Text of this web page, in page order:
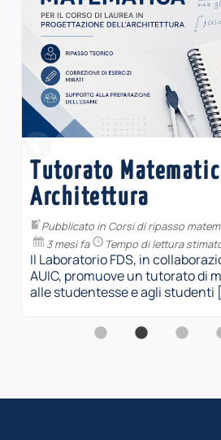
MATEC4Girls
Pubblicato inMatec,Sperimentazione
In occasione della Giornata
Donne nella Matematica, che si
maggio, il laboratorio FDS